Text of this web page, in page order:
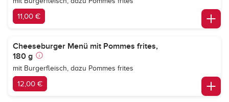
11,00 €
Cheeseburger Menü mit Pommes frites,
180 g
mit Burgerfleisch, dazu Pommes frites
12,00 €